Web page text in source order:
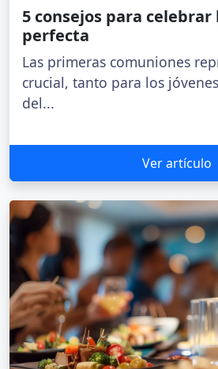
5 consejos para
perfecta
Las primeras comuniones
crucial, tanto para los
del...
Ver artículo